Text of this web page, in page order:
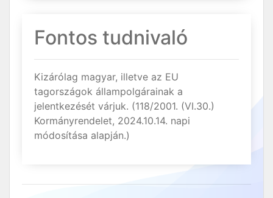
Fontos tudnivaló
Kizárólag magyar, illetve az EU
tagországok állampolgárainak a
jelentkezését várjuk. (118/2001. (VI.30.)
Kormányrendelet, 2024.10.14. napi
módosítása alapján.)